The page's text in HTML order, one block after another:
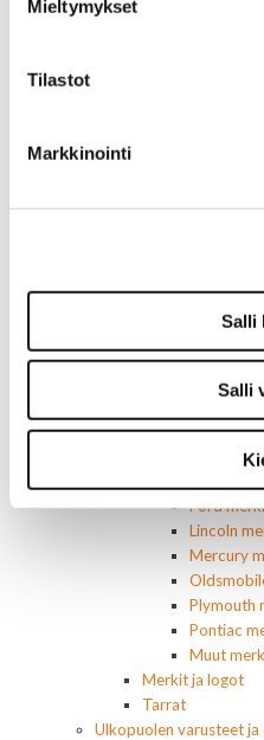
Mieltymykset
Tilastot
Markkinointi
Salli
Salli
Käytetyt
AMC
Buick
Chevrolet
Chrysler
Ford
Lincoln
Mercury
Plymouth
Pontiac
Muut
Merkit ja logot
Tarrat
Ulkopuolen varusteet ja